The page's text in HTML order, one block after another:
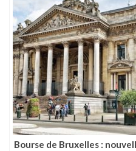
Bourse de Bruxelles :